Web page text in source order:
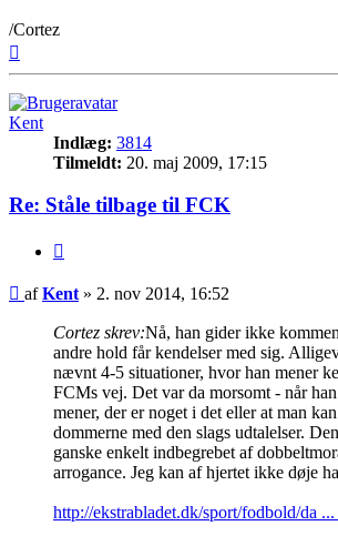
/Cortez
Kent
Indlæg: 3814
Tilmeldt: 20. maj 2009, 17:15
Re: Ståle tilbage til FCK
Indlæg
afKent » 2. nov 2014, 16:52
Cortez skrev:Nå, han gider ikke
andre hold får kendelser med sig.
nævnt 4-5 situationer, hvor han mener
FCMs vej. Det var da morsomt - når
mener, der er noget i det eller at man
dommerne med den slags udtalelser.
ganske enkelt indbegrebet af
arrogance. Jeg kan af hjertet ikke døje
http://ekstrabladet.dk/sport/fodbold/da